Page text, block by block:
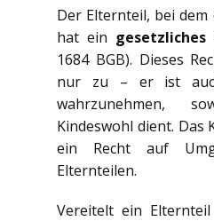
Der Elternteil, bei
hat ein gesetzliches
1684 BGB). Dieses
nur zu – er ist
wahrzunehmen,
Kindeswohl dient. Das
ein Recht auf
Elternteilen.
Vereitelt ein